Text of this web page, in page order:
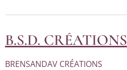
B.S.D. CRÉATIONS
BRENSANDAV CRÉATIONS